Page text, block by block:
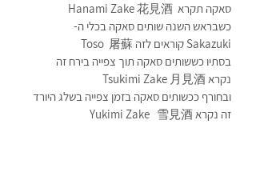
סאקה תקרא  Hanami Zake 花見酒
כשבראש השנה שותים סאקה בכלי ה-
Sakazuki קוראים לזה Toso  屠蘇
בסתיו כששותים סאקה תוך צפייה בירח זה
נקרא Tsukimi Zake 月見酒
ובחורף ככשותים סאקה בזמן צפייה בשלג היורד
זה נקרא Yukimi Zake   雪見酒